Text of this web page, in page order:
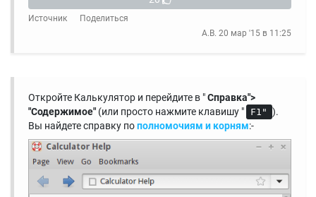
Источник
Поделиться
A.B. 20 мар '15 в 11:25
Откройте Калькулятор и перейдите в "Справка">
"Содержимое" (или просто нажмите клавишу " F1" ).
Вы найдете справку пополномочиям и корням:-